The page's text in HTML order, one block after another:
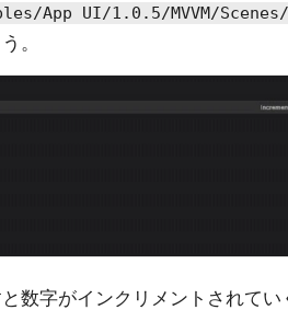
App UI/1.0.5/MVVM/
。
数字がインクリメントされてい